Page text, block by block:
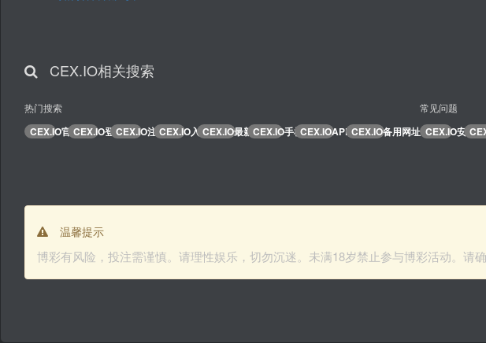
CEX.IO相关搜索
热门搜索
CEX.IO官网CEX.IO登录CEX.IO注册CEX.IO入口CEX.IO最新地址CEX.IO手机版CEX.IOAPP下载CEX.IO备用网址
常见问题
CEX.IO安全吗
温馨提示
博彩有风险，投注需谨慎。请理性娱乐，切勿沉迷。未满18岁禁止参与博彩活动。请